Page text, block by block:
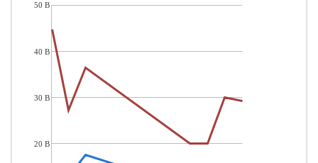
50 B
40 B
30 B
20 B